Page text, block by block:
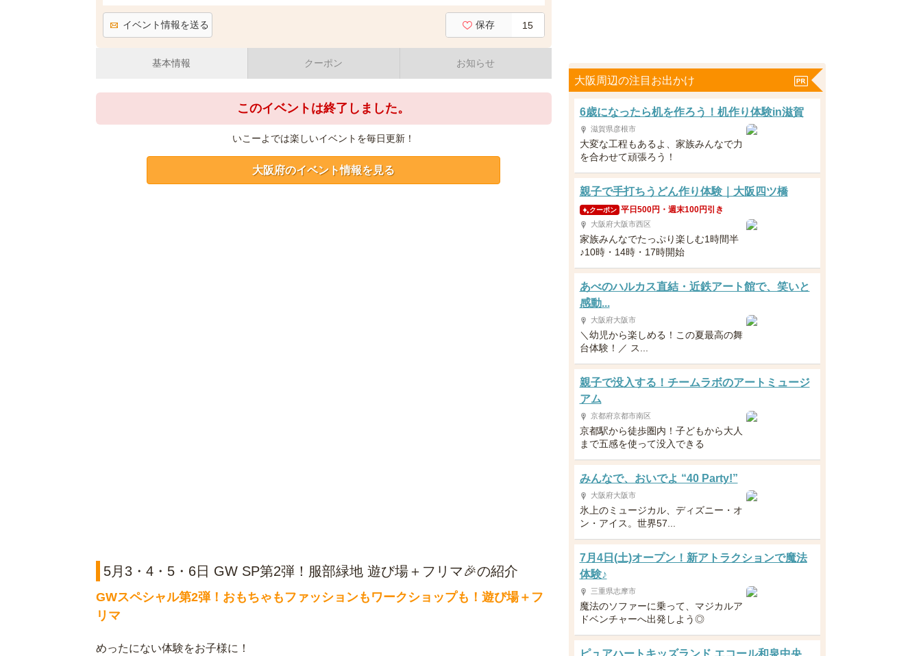
イベント情報を送る 保存 15
基本情報 クーポン お知らせ
このイベントは終了しました。
いこーよでは楽しいイベントを毎日更新！
大阪府のイベント情報を見る
5月3・4・5・6日 GW SP第2弾！服部緑地 遊び場＋フリマ🎉の紹介
GWスペシャル第2弾！おもちゃもファッションもワークショップも！遊び場＋フ
リマ
めったにない体験をお子様に！
大阪周辺の注目お出かけ
6歳になったら机を作ろう！机作り体験in滋賀
滋賀県彦根市
大変な工程もあるよ、家族みんなで力
を合わせて頑張ろう！
親子で手打ちうどん作り体験｜大阪四ツ橋
クーポン 平日500円・週末100円引き
大阪府大阪市西区
家族みんなでたっぷり楽しむ1時間半
♪10時・14時・17時開始
あべのハルカス直結・近鉄アート館で、笑いと
感動...
大阪府大阪市
＼幼児から楽しめる！この夏最高の舞
台体験！／ ス...
親子で没入する！チームラボのアートミュージ
アム
京都府京都市南区
京都駅から徒歩圏内！子どもから大人
まで五感を使って没入できる
みんなで、おいでよ “40 Party!”
大阪府大阪市
氷上のミュージカル、ディズニー・オ
ン・アイス。世界57...
7月4日(土)オープン！新アトラクションで魔法
体験♪
三重県志摩市
魔法のソファーに乗って、マジカルア
ドベンチャーへ出発しよう◎
ピュアハートキッズランド エコール和泉中央